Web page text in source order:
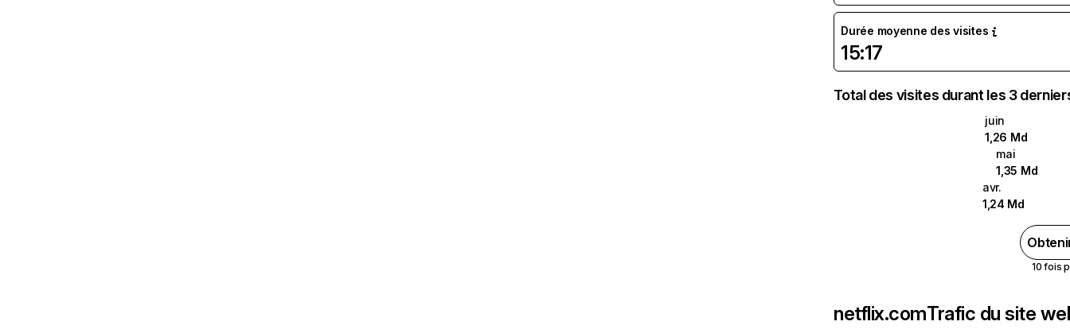
Durée moyenne des visites
15:17
Total des visites durant les 3
juin
1,26 Md
mai
1,35 Md
avr.
1,24 Md
10 fois
netflix.comTrafic du site